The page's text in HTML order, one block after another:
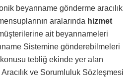
beyanname gönderme aracılık
aralarında hizmet
ait beyannameleri
Sistemine gönderebilmeleri
tebliğ ekinde yer alan
ve Sorumluluk Sözleşmesi